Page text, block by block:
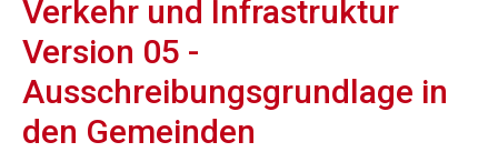
Verkehr und Infrastruktur
Version 05 -
Ausschreibungsgrundlage in
den Gemeinden